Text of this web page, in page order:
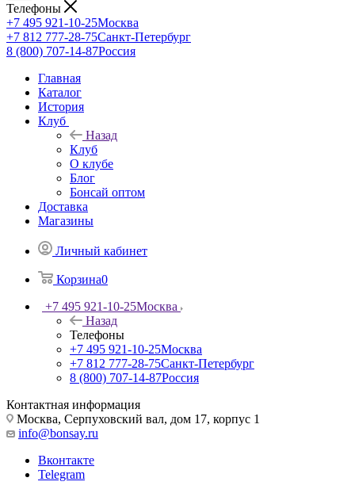
Телефоны
+7 495 921-10-25Москва
+7 812 777-28-75Санкт-Петербург
8 (800) 707-14-87Россия
Главная
Каталог
История
Клуб
Назад
Клуб
О клубе
Блог
Бонсай оптом
Доставка
Магазины
Личный кабинет
Корзина0
+7 495 921-10-25Москва
Назад
Телефоны
+7 495 921-10-25Москва
+7 812 777-28-75Санкт-Петербург
8 (800) 707-14-87Россия
Контактная информация
Москва, Cерпуховский вал, дом 17, корпус 1
info@bonsay.ru
Вконтакте
Telegram